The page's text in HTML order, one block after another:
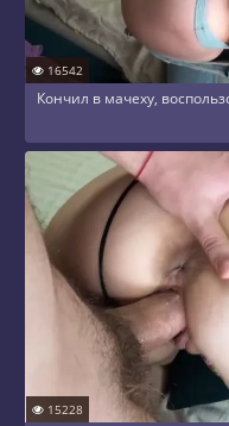
16542
Кончил в мачеху,
15228